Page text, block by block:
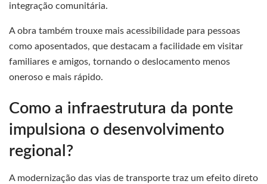
integração comunitária.
A obra também trouxe mais acessibilidade para pessoas
como aposentados, que destacam a facilidade em visitar
familiares e amigos, tornando o deslocamento menos
oneroso e mais rápido.
Como a infraestrutura da ponte
impulsiona o desenvolvimento
regional?
A modernização das vias de transporte traz um efeito direto